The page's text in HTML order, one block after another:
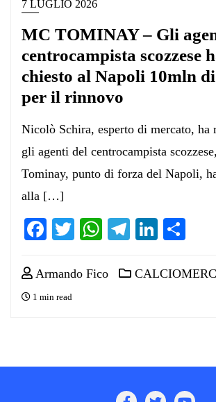
7 LUGLIO 2026
MC TOMINAY – Gli
centrocampista scozzese
chiesto al Napoli 10mln
per il rinnovo
Nicolò Schira, esperto di mercato, ha
gli agenti del centrocampista
Tominay, punto di forza del Napoli,
alla […]
Facebook
TwitterWhatsApp
Telegram
Armando Fico
1 min read